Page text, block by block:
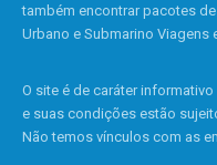
também encontrar pacotes de
Urbano e Submarino Viagens
O site é de caráter
e suas condições estão
Não temos vínculos com as